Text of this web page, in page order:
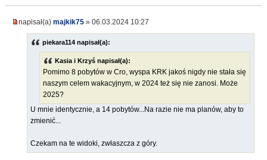
napisał(a) majkik75 » 06.03.2024 10:27
piekara114 napisał(a):
Kasia i Krzyś napisał(a):
Pomimo 8 pobytów w Cro, wyspa KRK jakoś nigdy nie stała się
naszym celem wakacyjnym, w 2024 też się nie zanosi. Może
2025?
U mnie identycznie, a 14 pobytów...Na razie nie ma planów, aby to
zmienić...
Czekam na te widoki, zwłaszcza z góry.